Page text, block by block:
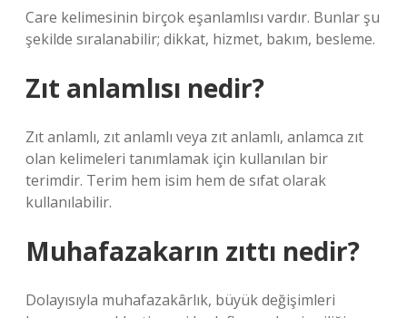
Care kelimesinin birçok eşanlamlısı vardır. Bunlar şu
şekilde sıralanabilir; dikkat, hizmet, bakım, besleme.
Zıt anlamlısı nedir?
Zıt anlamlı, zıt anlamlı veya zıt anlamlı, anlamca zıt
olan kelimeleri tanımlamak için kullanılan bir
terimdir. Terim hem isim hem de sıfat olarak
kullanılabilir.
Muhafazakarın zıttı nedir?
Dolayısıyla muhafazakârlık, büyük değişimleri